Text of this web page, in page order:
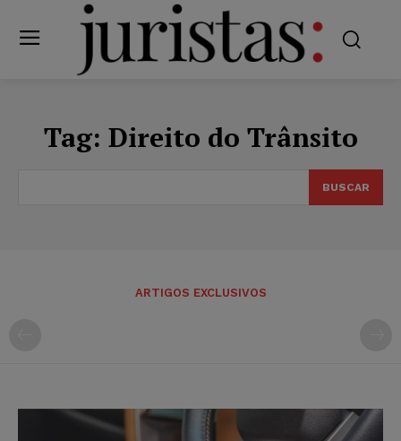
Tag: Direito do Trânsito
BUSCAR
ARTIGOS EXCLUSIVOS